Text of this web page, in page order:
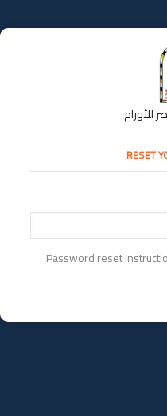
RESET
Password reset